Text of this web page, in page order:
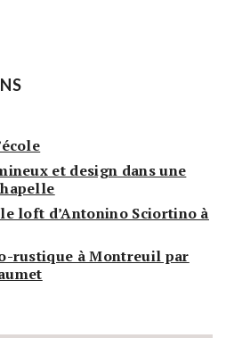
et design dans une
loft d’Antonino Sciortino à
rustique à Montreuil par